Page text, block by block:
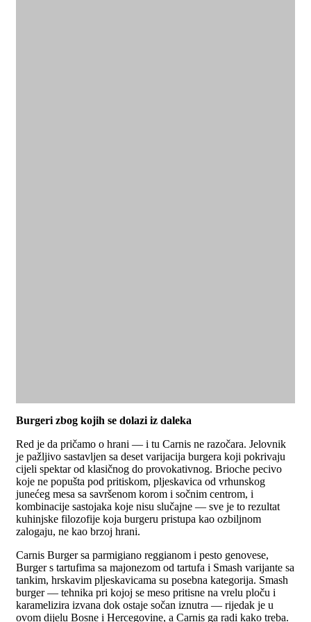
Burgeri zbog kojih se dolazi iz daleka
Red je da pričamo o hrani — i tu Carnis ne razočara. Jelovnik
je pažljivo sastavljen sa deset varijacija burgera koji pokrivaju
cijeli spektar od klasičnog do provokativnog. Brioche pecivo
koje ne popušta pod pritiskom, pljeskavica od vrhunskog
junećeg mesa sa savršenom korom i sočnim centrom, i
kombinacije sastojaka koje nisu slučajne — sve je to rezultat
kuhinjske filozofije koja burgeru pristupa kao ozbiljnom
zalogaju, ne kao brzoj hrani.
Carnis Burger sa parmigiano reggianom i pesto genovese,
Burger s tartufima sa majonezom od tartufa i Smash varijante sa
tankim, hrskavim pljeskavicama su posebna kategorija. Smash
burger — tehnika pri kojoj se meso pritisne na vrelu ploču i
karamelizira izvana dok ostaje sočan iznutra — rijedak je u
ovom dijelu Bosne i Hercegovine, a Carnis ga radi kako treba.